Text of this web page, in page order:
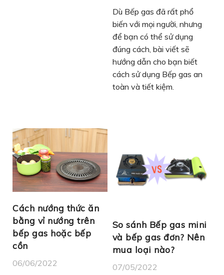
Dù Bếp gas đã rất phổ
biến với mọi người, nhưng
để bạn có thể sử dụng
đúng cách, bài viết sẽ
hướng dẫn cho bạn biết
cách sử dụng Bếp gas an
toàn và tiết kiệm.
Cách nướng thức ăn
bằng vỉ nướng trên
bếp gas hoặc bếp
cồn
06/06/2022
So sánh Bếp gas mini
và bếp gas đơn? Nên
mua loại nào?
07/05/2022